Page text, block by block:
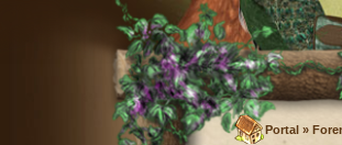
Portal »